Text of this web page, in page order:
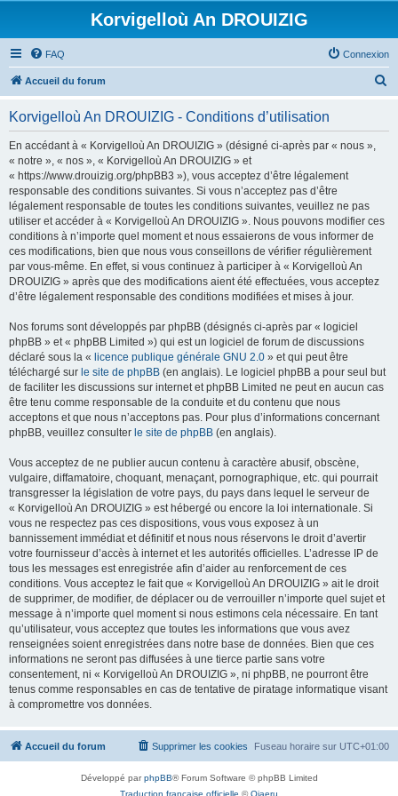
Korvigelloù An DROUIZIG
FAQ Connexion
Accueil du forum
Korvigelloù An DROUIZIG - Conditions d’utilisation
En accédant à « Korvigelloù An DROUIZIG » (désigné ci-après par « nous »,
« notre », « nos », « Korvigelloù An DROUIZIG » et
« https://www.drouizig.org/phpBB3 »), vous acceptez d’être légalement
responsable des conditions suivantes. Si vous n’acceptez pas d’être
légalement responsable de toutes les conditions suivantes, veuillez ne pas
utiliser et accéder à « Korvigelloù An DROUIZIG ». Nous pouvons modifier ces
conditions à n’importe quel moment et nous essaierons de vous informer de
ces modifications, bien que nous vous conseillons de vérifier régulièrement
par vous-même. En effet, si vous continuez à participer à « Korvigelloù An
DROUIZIG » après que des modifications aient été effectuées, vous acceptez
d’être légalement responsable des conditions modifiées et mises à jour.
Nos forums sont développés par phpBB (désignés ci-après par « logiciel
phpBB » et « phpBB Limited ») qui est un logiciel de forum de discussions
déclaré sous la « licence publique générale GNU 2.0 » et qui peut être
téléchargé sur le site de phpBB (en anglais). Le logiciel phpBB a pour seul but
de faciliter les discussions sur internet et phpBB Limited ne peut en aucun cas
être tenu comme responsable de la conduite et du contenu que nous
acceptons et que nous n’acceptons pas. Pour plus d’informations concernant
phpBB, veuillez consulter le site de phpBB (en anglais).
Vous acceptez de ne publier aucun contenu à caractère abusif, obscène,
vulgaire, diffamatoire, choquant, menaçant, pornographique, etc. qui pourrait
transgresser la législation de votre pays, du pays dans lequel le serveur de
« Korvigelloù An DROUIZIG » est hébergé ou encore la loi internationale. Si
vous ne respectez pas ces dispositions, vous vous exposez à un
bannissement immédiat et définitif et nous nous réservons le droit d’avertir
votre fournisseur d’accès à internet et les autorités officielles. L’adresse IP de
tous les messages est enregistrée afin d’aider au renforcement de ces
conditions. Vous acceptez le fait que « Korvigelloù An DROUIZIG » ait le droit
de supprimer, de modifier, de déplacer ou de verrouiller n’importe quel sujet et
message à n’importe quel moment si nous estimons cela nécessaire. En tant
qu’utilisateur, vous acceptez que toutes les informations que vous avez
renseignées soient enregistrées dans notre base de données. Bien que ces
informations ne seront pas diffusées à une tierce partie sans votre
consentement, ni « Korvigelloù An DROUIZIG », ni phpBB, ne pourront être
tenus comme responsables en cas de tentative de piratage informatique visant
à compromettre vos données.
Accueil du forum Fuseau horaire sur UTC+01:00
Supprimer les cookies
Développé parphpBB® Forum Software © phpBB Limited
Traduction française officielle ©Qiaeru